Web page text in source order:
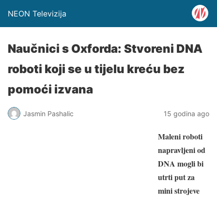
NEON Televizija
Naučnici s Oxforda: Stvoreni DNA
roboti koji se u tijelu kreću bez
pomoći izvana
Jasmin Pashalic 15 godina ago
Maleni roboti
napravljeni od
DNA mogli bi
utrti put za
mini strojeve